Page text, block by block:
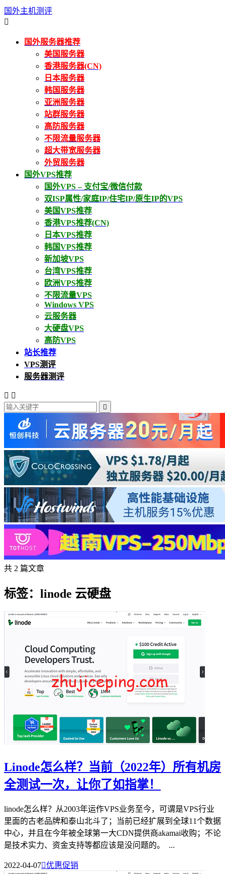
国外主机测评

国外服务器推荐
美国服务器
香港服务器(CN)
日本服务器
韩国服务器
亚洲服务器
站群服务器
高防服务器
不限流量服务器
超大带宽服务器
外贸服务器
国外VPS推荐
国外VPS – 支付宝/微信付款
双ISP属性/家庭IP/住宅IP/原生IP的VPS
美国VPS推荐
香港VPS推荐(CN)
日本VPS推荐
韩国VPS推荐
新加坡VPS
台湾VPS推荐
欧洲VPS推荐
不限流量VPS
Windows VPS
云服务器
大硬盘VPS
高防VPS
站长推荐
VPS测评
服务器测评
 

共 2 篇文章
标签：linode 云硬盘
Linode怎么样？当前（2022年）所有机房
全测试一次，让你了如指掌！
linode怎么样？从2003年运作VPS业务至今，可谓是VPS行业
里面的古老品牌和泰山北斗了；当前已经扩展到全球11个数据
中心，并且在今年被全球第一大CDN提供商akamai收购；不论
是技术实力、资金支持等都应该是没问题的。 ...
2022-04-07优惠促销